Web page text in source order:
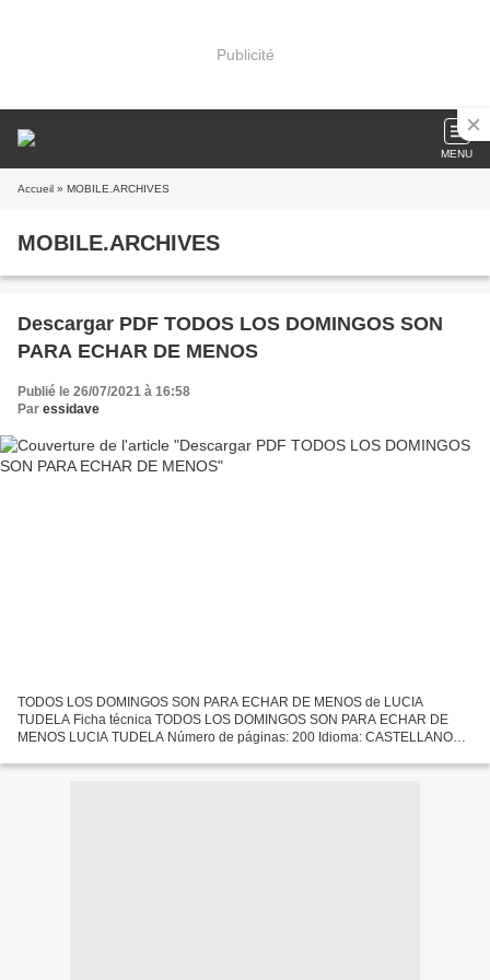
Publicité
MENU
Accueil » MOBILE.ARCHIVES
MOBILE.ARCHIVES
Descargar PDF TODOS LOS DOMINGOS SON
PARA ECHAR DE MENOS
Publié le 26/07/2021 à 16:58
Par essidave
TODOS LOS DOMINGOS SON PARA ECHAR DE MENOS de LUCIA
TUDELA Ficha técnica TODOS LOS DOMINGOS SON PARA ECHAR DE
MENOS LUCIA TUDELA Número de páginas: 200 Idioma: CASTELLANO
TU LENGUA Año...